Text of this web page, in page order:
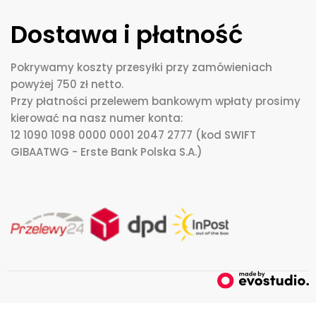
Dostawa i płatność
Pokrywamy koszty przesyłki przy zamówieniach
powyżej 750 zł netto.
Przy płatności przelewem bankowym wpłaty prosimy
kierować na nasz numer konta:
12 1090 1098 0000 0001 2047 2777 (kod SWIFT
GIBAATWG - Erste Bank Polska S.A.)